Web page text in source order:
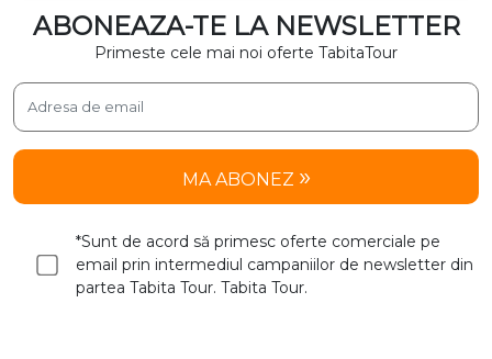
partea Tabita Tour. Tabita Tour.
Agentii
Cum cumpar
Modalitati de plata
Conditii Generale de Transport Colete
Conditii de ambalare si restrictii la transport
Conditii generale de transport international